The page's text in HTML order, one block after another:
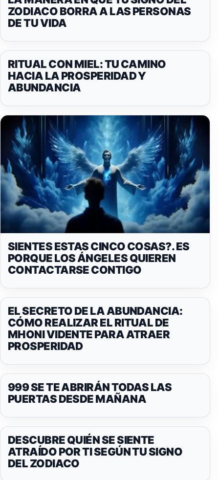
ZODIACO BORRA A LAS PERSONAS
DE TU VIDA
RITUAL CON MIEL: TU CAMINO
HACIA LA PROSPERIDAD Y
ABUNDANCIA
SIENTES ESTAS CINCO COSAS?. ES
PORQUE LOS ÁNGELES QUIEREN
CONTACTARSE CONTIGO
EL SECRETO DE LA ABUNDANCIA:
CÓMO REALIZAR EL RITUAL DE
MHONI VIDENTE PARA ATRAER
PROSPERIDAD
999 SE TE ABRIRÁN TODAS LAS
PUERTAS DESDE MAÑANA
DESCUBRE QUIÉN SE SIENTE
ATRAÍDO POR TI SEGÚN TU SIGNO
DEL ZODIACO